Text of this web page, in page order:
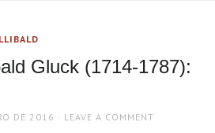
Gluck (1714-1787):
DE 2016 LEAVE A COMMENT